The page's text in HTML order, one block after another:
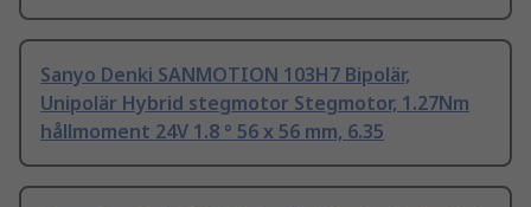
Sanyo Denki SANMOTION 103H7 Bipolär,
Unipolär Hybrid stegmotor Stegmotor, 1.27Nm
hållmoment 24V 1.8 ° 56 x 56 mm, 6.35